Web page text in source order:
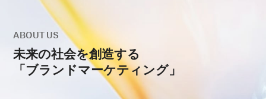
ABOUT US
未来の社会を創造する
「ブランドマーケティング」